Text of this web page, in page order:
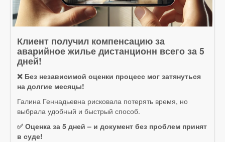
Клиент получил компенсацию за
аварийное жилье дистанционн всего за 5
дней!
❌ Без независимой оценки процесс мог затянуться
на долгие месяцы!
Галина Геннадьевна рисковала потерять время, но
выбрала удобный и быстрый способ.
✅ Оценка за 5 дней – и документ без проблем принят
в суде!